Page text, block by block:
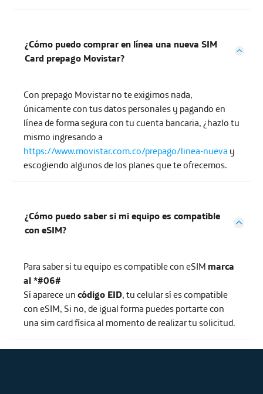
¿Cómo puedo comprar en línea una nueva SIM
Card prepago Movistar?
Con prepago Movistar no te exigimos nada,
únicamente con tus datos personales y pagando en
línea de forma segura con tu cuenta bancaria, ¿hazlo tu
mismo ingresando a
https://www.movistar.com.co/prepago/linea-nueva y
escogiendo algunos de los planes que te ofrecemos.
¿Cómo puedo saber si mi equipo es compatible
con eSIM?
Para saber si tu equipo es compatible con eSIM marca
al *#06#
Sí aparece un código EID, tu celular sí es compatible
con eSIM, Si no, de igual forma puedes portarte con
una sim card física al momento de realizar tu solicitud.